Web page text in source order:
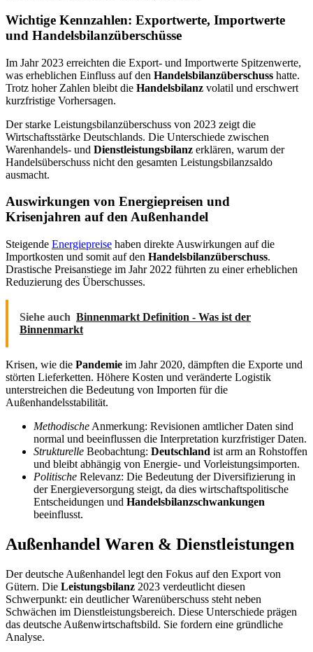
Wichtige Kennzahlen: Exportwerte, Importwerte
und Handelsbilanzüberschüsse
Im Jahr 2023 erreichten die Export- und Importwerte Spitzenwerte,
was erheblichen Einfluss auf den Handelsbilanzüberschuss hatte.
Trotz hoher Zahlen bleibt die Handelsbilanz volatil und erschwert
kurzfristige Vorhersagen.
Der starke Leistungsbilanzüberschuss von 2023 zeigt die
Wirtschaftsstärke Deutschlands. Die Unterschiede zwischen
Warenhandels- und Dienstleistungsbilanz erklären, warum der
Handelsüberschuss nicht den gesamten Leistungsbilanzsaldo
ausmacht.
Auswirkungen von Energiepreisen und
Krisenjahren auf den Außenhandel
Steigende Energiepreise haben direkte Auswirkungen auf die
Importkosten und somit auf den Handelsbilanzüberschuss.
Drastische Preisanstiege im Jahr 2022 führten zu einer erheblichen
Reduzierung des Überschusses.
Siehe auch Binnenmarkt Definition - Was ist der
Binnenmarkt
Krisen, wie die Pandemie im Jahr 2020, dämpften die Exporte und
störten Lieferketten. Höhere Kosten und veränderte Logistik
unterstreichen die Bedeutung von Importen für die
Außenhandelsstabilität.
Methodische Anmerkung: Revisionen amtlicher Daten sind
normal und beeinflussen die Interpretation kurzfristiger Daten.
Strukturelle Beobachtung: Deutschland ist arm an Rohstoffen
und bleibt abhängig von Energie- und Vorleistungsimporten.
Politische Relevanz: Die Bedeutung der Diversifizierung in
der Energieversorgung steigt, da dies wirtschaftspolitische
Entscheidungen und Handelsbilanzschwankungen
beeinflusst.
Außenhandel Waren & Dienstleistungen
Der deutsche Außenhandel legt den Fokus auf den Export von
Gütern. Die Leistungsbilanz 2023 verdeutlicht diesen
Schwerpunkt: ein deutlicher Warenüberschuss steht neben
Schwächen im Dienstleistungsbereich. Diese Unterschiede prägen
das deutsche Außenwirtschaftsbild. Sie fordern eine gründliche
Analyse.